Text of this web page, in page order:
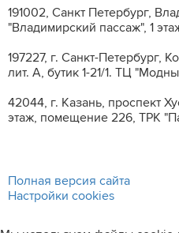
191002, Санкт Петербург,
"Владимирский пассаж", 1
197227, г. Санкт-Петербург,
лит. A, бутик 1-21/1. ТЦ
42044, г. Казань, проспект
этаж, помещение 226, ТРК
Полная версия сайта
Настройки cookies